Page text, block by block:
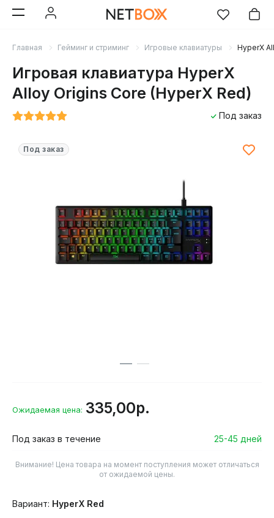
Главная Гейминг и стриминг Игровые клавиатуры HyperX
Игровая клавиатура HyperX
Alloy Origins Core (HyperX Red)
Под заказ
Под заказ
Ожидаемая цена: 335,00р.
Под заказ в течение 25-45 дней
Внимание! Цена товара на момент поступления может отличаться
от ожидаемой цены.
Вариант: HyperX Red